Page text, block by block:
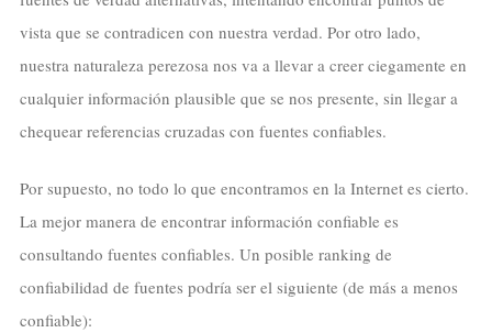
vista que se contradicen con nuestra verdad. Por otro lado,
nuestra naturaleza perezosa nos va a llevar a creer ciegamente en
cualquier información plausible que se nos presente, sin llegar a
chequear referencias cruzadas con fuentes confiables.
Por supuesto, no todo lo que encontramos en la Internet es cierto.
La mejor manera de encontrar información confiable es
consultando fuentes confiables. Un posible ranking de
confiabilidad de fuentes podría ser el siguiente (de más a menos
confiable):